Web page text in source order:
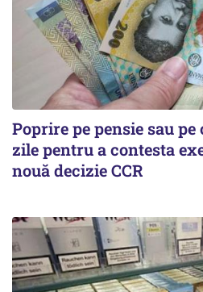
Poprire pe pensie sau pe
zile pentru a contesta
nouă decizie CCR